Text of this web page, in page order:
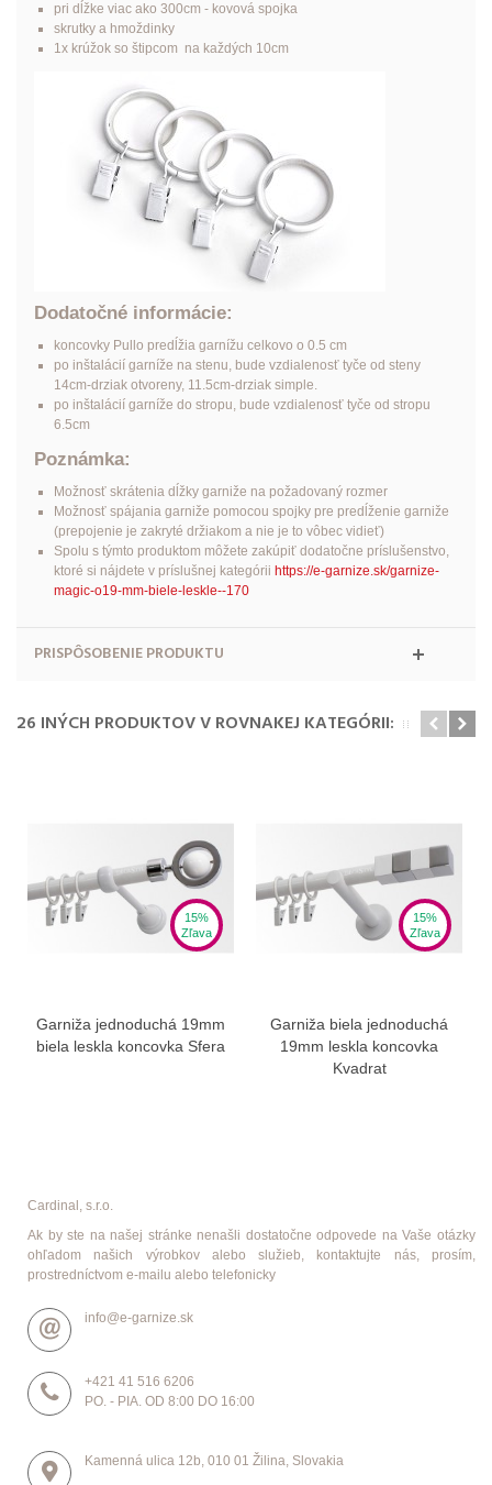
pri dĺžke viac ako 300cm - kovová spojka
skrutky a hmoždinky
1x krúžok so štipcom na každých 10cm
Dodatočné informácie:
koncovky Pullo predĺžia garnížu celkovo o 0.5 cm
po inštalácií garníže na stenu, bude vzdialenosť tyče od steny
14cm-drziak otvoreny, 11.5cm-drziak simple.
po inštalácií garníže do stropu, bude vzdialenosť tyče od stropu
6.5cm
Poznámka:
Možnosť skrátenia dĺžky garniže na požadovaný rozmer
Možnosť spájania garniže pomocou spojky pre predĺženie garniže
(prepojenie je zakryté držiakom a nie je to vôbec vidieť)
Spolu s týmto produktom môžete zakúpiť dodatočne príslušenstvo,
ktoré si nájdete v príslušnej kategórii https://e-garnize.sk/garnize-
magic-o19-mm-biele-leskle--170
PRISPÔSOBENIE PRODUKTU
26 INÝCH PRODUKTOV V ROVNAKEJ KATEGÓRII:
15%
Zľava
Garniža jednoduchá 19mm
biela leskla koncovka Sfera
15%
Zľava
Garniža biela jednoduchá
19mm leskla koncovka
Kvadrat
Cardinal, s.r.o.
Ak by ste na našej stránke nenašli dostatočne odpovede na Vaše otázky
ohľadom našich výrobkov alebo služieb, kontaktujte nás, prosím,
prostredníctvom e-mailu alebo telefonicky
info@e-garnize.sk
+421 41 516 6206
PO. - PIA. OD 8:00 DO 16:00
Kamenná ulica 12b, 010 01 Žilina, Slovakia